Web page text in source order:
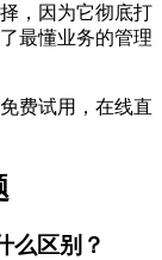
，因为它彻底打
最懂业务的管理
费试用，在线直
么区别？